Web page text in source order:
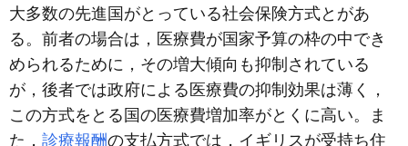
大多数の先進国がとっている社会保険方式とがあ
る。前者の場合は，医療費が国家予算の枠の中でき
められるために，その増大傾向も抑制されている
が，後者では政府による医療費の抑制効果は薄く，
この方式をとる国の医療費増加率がとくに高い。ま
た， 診療報酬の支払方式では，イギリスが受持ち住